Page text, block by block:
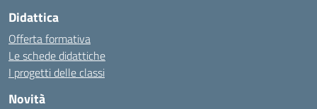
Didattica
Offerta formativa
Le schede didattiche
I progetti delle classi
Novità